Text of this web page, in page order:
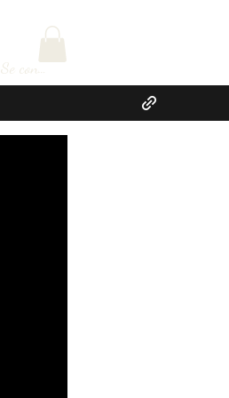
Se connecter